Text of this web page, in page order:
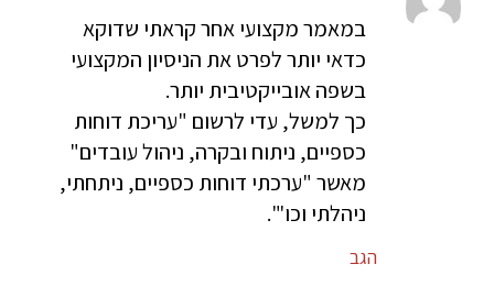
במאמר מקצועי אחר קראתי שדוקא
כדאי יותר לפרט את הניסיון המקצועי
בשפה אובייקטיבית יותר.
כך למשל, עדי לרשום "עריכת דוחות
כספיים, ניתוח ובקרה, ניהול עובדים"
מאשר "ערכתי דוחות כספיים, ניתחתי,
ניהלתי וכו'".
הגב